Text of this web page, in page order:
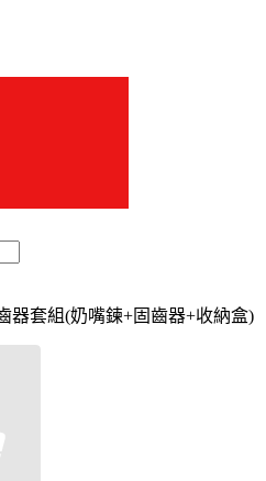
器套組(奶嘴鍊+固齒器+收納盒)